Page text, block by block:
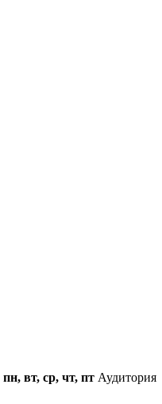
пн, вт, ср, чт, пт Аудитория